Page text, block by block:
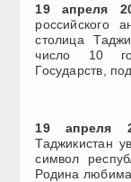
19 апреля
российского
столица
число 10
Государств,
19 апреля
Таджикистан
символ
Родина